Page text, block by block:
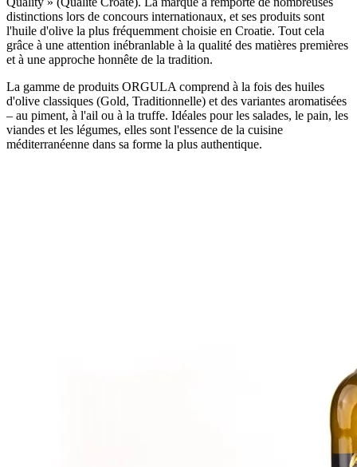
distinctions lors de concours internationaux, et ses produits sont
l'huile d'olive la plus fréquemment choisie en Croatie. Tout cela
grâce à une attention inébranlable à la qualité des matières premières
et à une approche honnête de la tradition.
La gamme de produits ORGULA comprend à la fois des huiles
d'olive classiques (Gold, Traditionnelle) et des variantes aromatisées
– au piment, à l'ail ou à la truffe. Idéales pour les salades, le pain, les
viandes et les légumes, elles sont l'essence de la cuisine
méditerranéenne dans sa forme la plus authentique.